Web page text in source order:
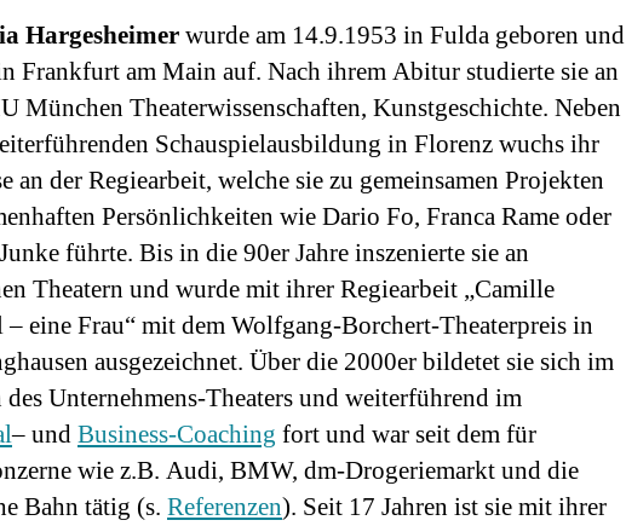
Hargesheimerwurde am 14.9.1953 in Fulda geboren und
Frankfurt am Main auf. Nach ihrem Abitur studierte sie an
München Theaterwissenschaften, Kunstgeschichte. Neben
Schauspielausbildung in Florenz wuchs ihr
an der Regiearbeit, welche sie zu gemeinsamen Projekten
Persönlichkeiten wie Dario Fo, Franca Rame oder
führte. Bis in die 90er Jahre inszenierte sie an
Theatern und wurde mit ihrer Regiearbeit „Camille
– eine Frau“ mit dem Wolfgang-Borchert-Theaterpreis in
ausgezeichnet. Über die 2000er bildetet sie sich im
des Unternehmens-Theaters und weiterführend im
– undBusiness-Coaching fort und war seit dem für
wie z.B. Audi, BMW, dm-Drogeriemarkt und die
Bahn tätig (s. Referenzen). Seit 17 Jahren ist sie mit ihrer